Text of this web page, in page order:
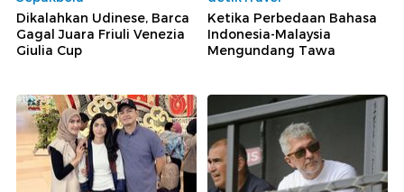
Dikalahkan Udinese, Barca
Gagal Juara Friuli Venezia
Giulia Cup
Ketika Perbedaan Bahasa
Indonesia-Malaysia
Mengundang Tawa